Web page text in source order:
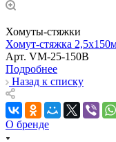
Хомуты-стяжки
Хомут-стяжка
Арт. VM-25-150B
Подробнее
Назад к списку
О бренде